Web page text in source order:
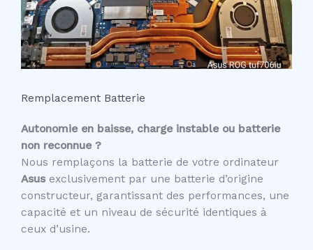
Remplacement Batterie
Autonomie en baisse, charge instable ou batterie
non reconnue ?
Nous remplaçons la batterie de votre ordinateur
Asusexclusivement par une batterie d’origine
constructeur, garantissant des performances, une
capacité et un niveau de sécurité identiques à
ceux d’usine.